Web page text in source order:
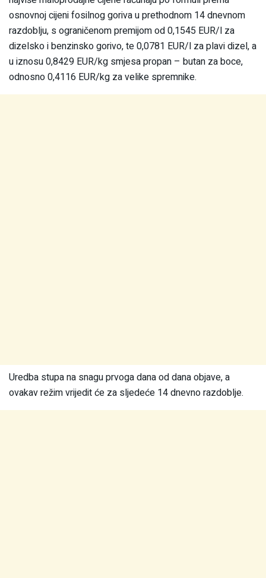
osnovnoj cijeni fosilnog goriva u prethodnom 14 dnevnom
razdoblju, s ograničenom premijom od 0,1545 EUR/l za
dizelsko i benzinsko gorivo, te 0,0781 EUR/l za plavi dizel, a
u iznosu 0,8429 EUR/kg smjesa propan – butan za boce,
odnosno 0,4116 EUR/kg za velike spremnike.
Uredba stupa na snagu prvoga dana od dana objave, a
ovakav režim vrijedit će za sljedeće 14 dnevno razdoblje.